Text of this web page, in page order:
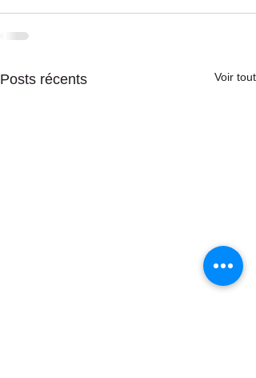
Posts récents Voir tout